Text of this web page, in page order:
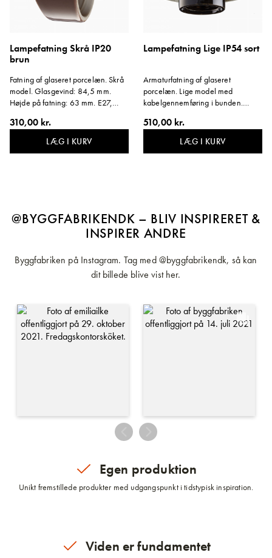
Lampefatning Skrå IP20
brun
Fatning af glaseret porcelæn. Skrå
model. Glasgevind: 84,5 mm.
Højde på fatning: 63 mm. E27,
farve NCS S8010-Y50R.
Materiale: Brunglaseret porcelæn.
310,00 kr.
LÆG I KURV
Lampefatning Lige IP54 sort
Armaturfatning af glaseret
porcelæn. Lige model med
kabelgennemføring i bunden.
fatning: 59 mm. E27, 75W. Svarer
til farve NCS S9000-N. Materiale:
510,00 kr.
LÆG I KURV
@BYGGFABRIKENDK – BLIV INSPIRERET &
INSPIRER ANDRE
Byggfabriken på Instagram. Tag med @byggfabrikendk, så kan
dit billede blive vist her.
Egen produktion
Unikt fremstillede produkter med udgangspunkt i tidstypisk inspiration.
Viden er fundamentet